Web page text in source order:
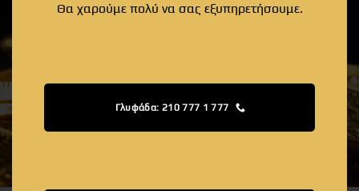
Θα χαρούμε πολύ να σας εξυπηρετήσουμε.
Γλυφάδα: 210 777 1 777